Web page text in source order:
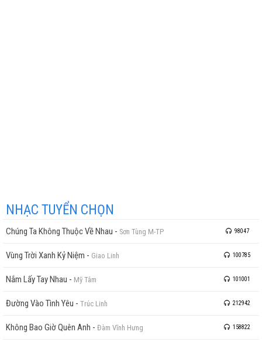
NHẠC TUYỂN CHỌN
Chúng Ta Không Thuộc Về Nhau - Sơn Tùng M-TP 98047
Vùng Trời Xanh Kỷ Niệm - Giao Linh 100785
Nắm Lấy Tay Nhau - Mỹ Tâm 101001
Đường Vào Tình Yêu - Trúc Linh 212942
Không Bao Giờ Quên Anh - Đàm Vĩnh Hưng 158822